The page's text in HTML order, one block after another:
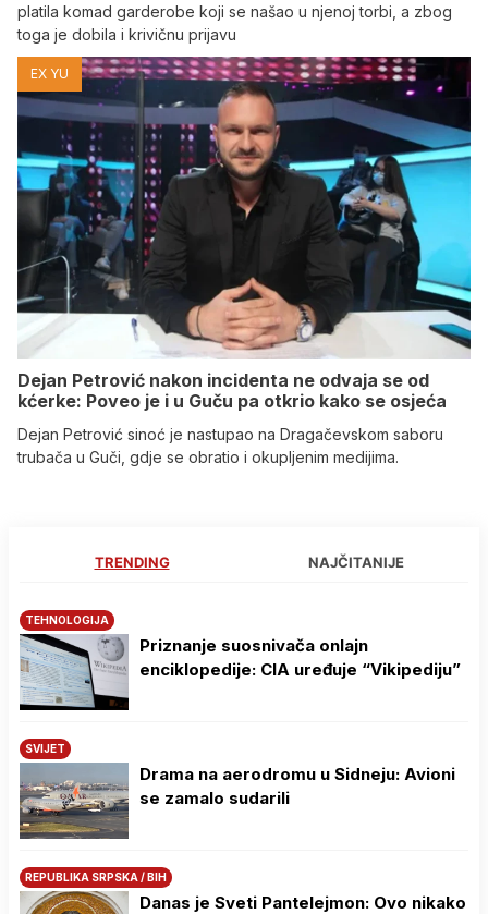
platila komad garderobe koji se našao u njenoj torbi, a zbog
toga je dobila i krivičnu prijavu
EX YU
Dejan Petrović nakon incidenta ne odvaja se od
kćerke: Poveo je i u Guču pa otkrio kako se osjeća
Dejan Petrović sinoć je nastupao na Dragačevskom saboru
trubača u Guči, gdje se obratio i okupljenim medijima.
TRENDING NAJČITANIJE
TEHNOLOGIJA
Priznanje suosnivača onlajn
enciklopedije: CIA uređuje “Vikipediju”
SVIJET
Drama na aerodromu u Sidneju: Avioni
se zamalo sudarili
REPUBLIKA SRPSKA / BIH
Danas je Sveti Pantelejmon: Ovo nikako